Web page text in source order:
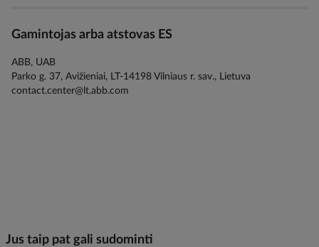
Gamintojas arba atstovas ES
ABB, UAB
Parko g. 37, Avižieniai, LT-14198 Vilniaus r. sav., Lietuva
contact.center@lt.abb.com
Jus taip pat gali sudominti